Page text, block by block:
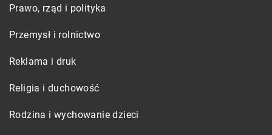
Prawo, rząd i polityka
Przemysł i rolnictwo
Reklama i druk
Religia i duchowość
Rodzina i wychowanie dzieci